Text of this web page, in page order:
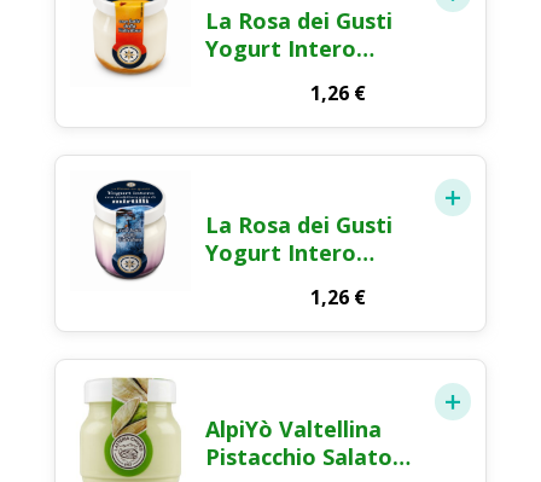
La Rosa dei Gusti
Yogurt Intero
1,26 €
La Rosa dei Gusti
Yogurt Intero
1,26 €
AlpiYò Valtellina
Pistacchio Salato